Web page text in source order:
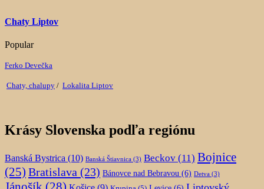
Chaty Liptov
Popular
Ferko Devečka
Chaty, chalupy / Lokalita Liptov
Krásy Slovenska podľa regiónu
Banská Bystrica (10) Banská Štiavnica (3) Beckov (11) Bojnice
(25) Bratislava (23) Bánovce nad Bebravou (6) Detva (3)